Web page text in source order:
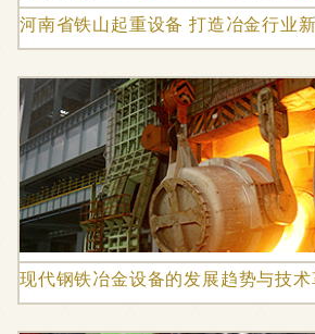
河南省铁山起重设备 打造冶金行业
现代钢铁冶金设备的发展趋势与技